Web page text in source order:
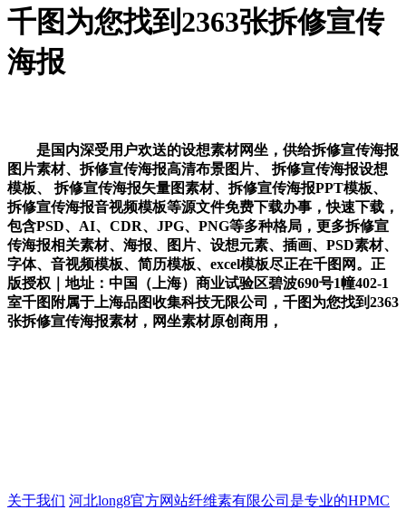
千图为您找到2363张拆修宣传
海报
是国内深受用户欢送的设想素材网坐，供给拆修宣传海报
图片素材、拆修宣传海报高清布景图片、 拆修宣传海报设想
模板、 拆修宣传海报矢量图素材、拆修宣传海报PPT模板、
拆修宣传海报音视频模板等源文件免费下载办事，快速下载，
包含PSD、AI、CDR、JPG、PNG等多种格局，更多拆修宣
传海报相关素材、海报、图片、设想元素、插画、PSD素材、
字体、音视频模板、简历模板、excel模板尽正在千图网。正
版授权｜地址：中国（上海）商业试验区碧波690号1幢402-1
室千图附属于上海品图收集科技无限公司，千图为您找到2363
张拆修宣传海报素材，网坐素材原创商用，
关于我们 河北long8官方网站纤维素有限公司是专业的HPMC